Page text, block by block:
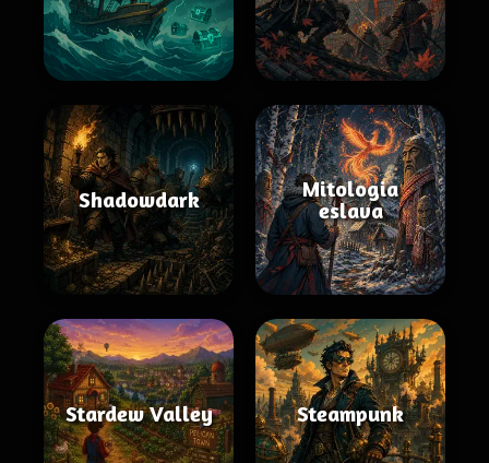
Shadowdark
Mitologia
eslava
Stardew Valley Steampunk